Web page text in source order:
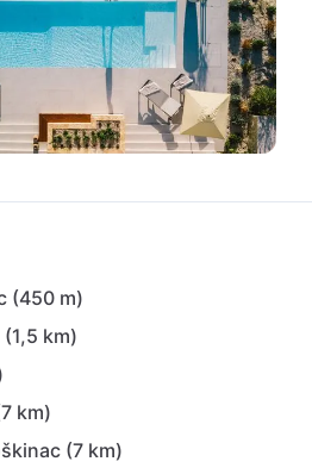
(450 m)
(1,5 km)
km)
(7 km)